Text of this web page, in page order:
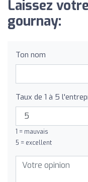
Laissez
gournay:
Ton nom
Taux de 1 à 5
1 = mauvais
5 = excellent